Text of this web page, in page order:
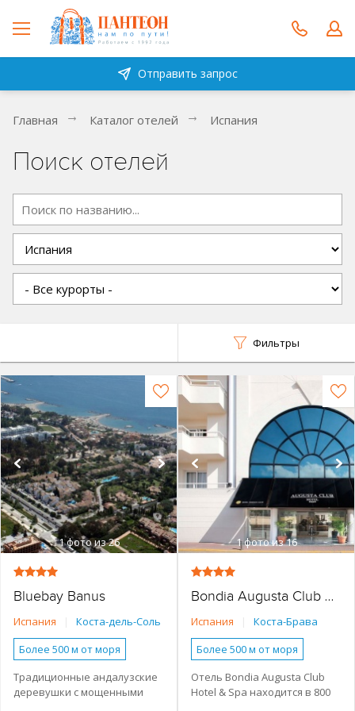
Отправить запрос
Главная Каталог отелей Испания
Поиск отелей
Фильтры
1фото из 26
Bluebay Banus
Испания
Коста-дель-Соль
Более 500 м от моря
инфраструктуры рядом
Традиционные андалузские
деревушки c мощенными
1фото из 16
Bondia Augusta Club Hotel & Spa
Испания
Коста-Брава
Более 500 м от моря
Наличие туристической
инфраструктуры рядом
Отель Bondia Augusta Club
Hotel & Spa находится в 800